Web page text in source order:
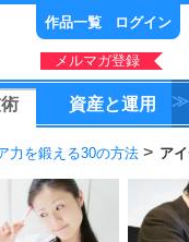
作品一覧 ログイン
メルマガ登録
資産と運用
力を鍛える30の方法 ア